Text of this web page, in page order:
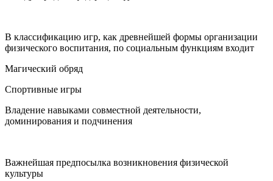
В классификацию игр, как древнейшей формы организации
физического воспитания, по социальным функциям входит
Магический обряд
Спортивные игры
Владение навыками совместной деятельности,
доминирования и подчинения
Важнейшая предпосылка возникновения физической
культуры